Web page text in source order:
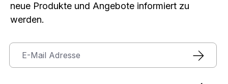
neue Produkte und Angebote informiert zu
werden.